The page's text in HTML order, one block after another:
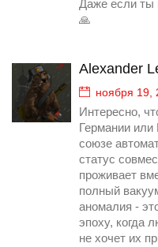
Даже если ты
🙏
Alexander
ноября 19,
Интересно,
Германии
союзе
статус
проживает
полный
аномалия -
эпоху, когда
не хочет их